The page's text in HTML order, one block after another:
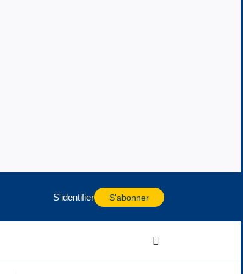
S'identifier S'abonner